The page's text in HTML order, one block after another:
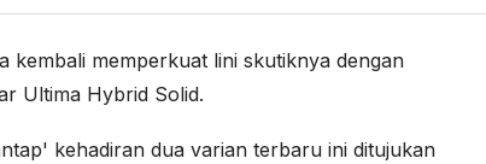
kembali memperkuat lini skutiknya dengan
Ultima Hybrid Solid.
kehadiran dua varian terbaru ini ditujukan